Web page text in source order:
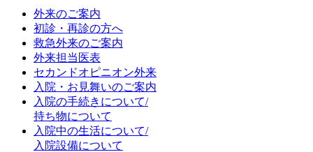
外来のご案内
初診・再診の方へ
救急外来のご案内
外来担当医表
セカンドオピニオン外来
入院・お見舞いのご案内
入院の手続きについて/
持ち物について
入院中の生活について/
入院設備について